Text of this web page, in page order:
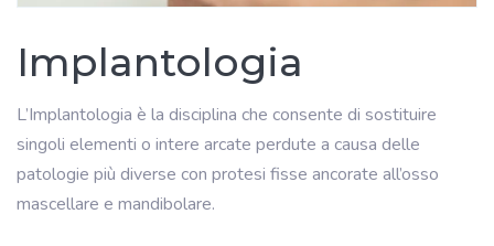
Implantologia
L’Implantologia è la disciplina che consente di sostituire
singoli elementi o intere arcate perdute a causa delle
patologie più diverse con protesi fisse ancorate all’osso
mascellare e mandibolare.